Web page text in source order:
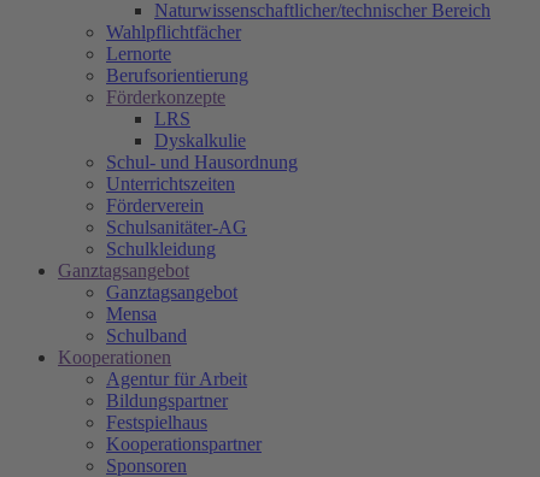
Naturwissenschaftlicher/technischer Bereich
Wahlpflichtfächer
Lernorte
Berufsorientierung
Förderkonzepte
LRS
Dyskalkulie
Schul- und Hausordnung
Unterrichtszeiten
Förderverein
Schulsanitäter-AG
Schulkleidung
Ganztagsangebot
Ganztagsangebot
Mensa
Schulband
Kooperationen
Agentur für Arbeit
Bildungspartner
Festspielhaus
Kooperationspartner
Sponsoren